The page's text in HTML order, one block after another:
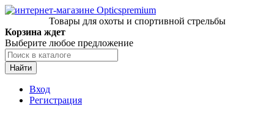
Товары для охоты и спортивной стрельбы
Корзина ждет
Выберите любое предложение
Найти
Вход
Регистрация